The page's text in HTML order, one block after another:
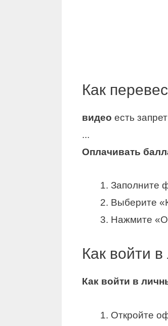
Как
видео есть
...
Оплачивать
Заполните
Выберите
Нажмите
Как войти
Как войти в
Откройте